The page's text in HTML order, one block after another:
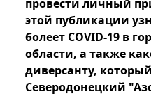
провести личный
этой публикации
болеет COVID-19 в
области, а также
диверсанту,
Северодонецкий